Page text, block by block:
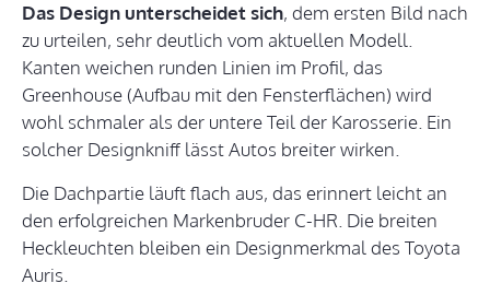
Das Design unterscheidet sich, dem ersten Bild nach
zu urteilen, sehr deutlich vom aktuellen Modell.
Kanten weichen runden Linien im Profil, das
Greenhouse (Aufbau mit den Fensterflächen) wird
wohl schmaler als der untere Teil der Karosserie. Ein
solcher Designkniff lässt Autos breiter wirken.
Die Dachpartie läuft flach aus, das erinnert leicht an
den erfolgreichen Markenbruder C-HR. Die breiten
Heckleuchten bleiben ein Designmerkmal des Toyota
Auris.